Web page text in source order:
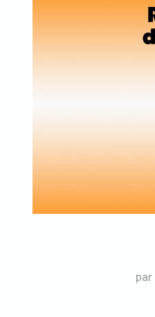
par